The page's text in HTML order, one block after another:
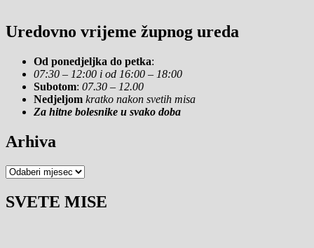
Uredovno vrijeme župnog ureda
Od ponedjeljka do petka:
07:30 – 12:00 i od 16:00 – 18:00
Subotom: 07.30 – 12.00
Nedjeljom kratko nakon svetih misa
Za hitne bolesnike u svako doba
Arhiva
Arhiva
SVETE MISE